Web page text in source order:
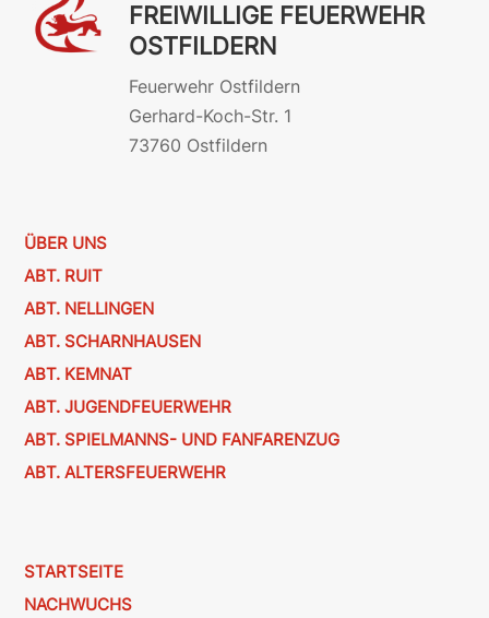
FREIWILLIGE FEUERWEHR
OSTFILDERN
Feuerwehr Ostfildern
Gerhard-Koch-Str. 1
73760 Ostfildern
ÜBER UNS
ABT. RUIT
ABT. NELLINGEN
ABT. SCHARNHAUSEN
ABT. KEMNAT
ABT. JUGENDFEUERWEHR
ABT. SPIELMANNS- UND FANFARENZUG
ABT. ALTERSFEUERWEHR
STARTSEITE
NACHWUCHS